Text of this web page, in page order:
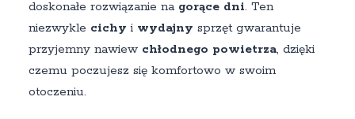
doskonałe rozwiązanie na gorące dni. Ten
niezwykle cichy i wydajny sprzęt gwarantuje
przyjemny nawiew chłodnego powietrza, dzięki
czemu poczujesz się komfortowo w swoim
otoczeniu.